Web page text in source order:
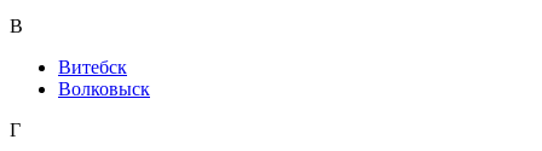
В
Витебск
Волковыск
Г